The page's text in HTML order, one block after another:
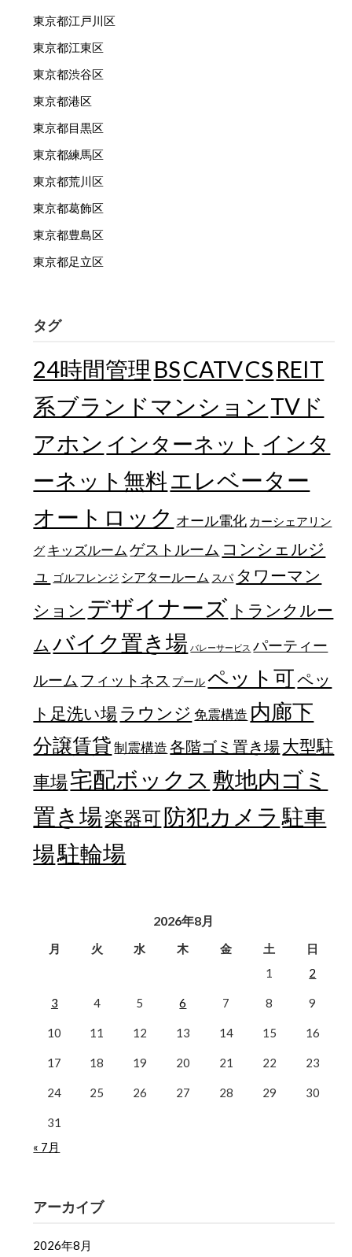
東京都江戸川区
東京都江東区
東京都渋谷区
東京都港区
東京都目黒区
東京都練馬区
東京都荒川区
東京都葛飾区
東京都豊島区
東京都足立区
タグ
24時間管理 BSCATVCS REIT
系ブランドマンション TVド
アホン インターネット インタ
ーネット無料エレベーター
オートロック オール電化 カーシェアリン
グ キッズルーム ゲストルーム コンシェルジ
ュ
ゴルフレンジ シアタールーム スパ タワーマン
ション デザイナーズ トランクルー
ム バイク置き場 バレーサービス パーティー
ルーム フィットネス プール ペット可ペッ
ト足洗い場 ラウンジ 免震構造 内廊下
分譲賃貸 制震構造 各階ゴミ置き場大型駐
車場宅配ボックス 敷地内ゴミ
置き場楽器可防犯カメラ 駐車
場駐輪場
2026年8月
月 火 水 木 金 土
日
1
2
3 4 5 6 7 8 9
10 11 12 13 14 15 16
17 18 19 20 21 22 23
24 25 26 27 28 29 30
31
« 7月
アーカイブ
2026年8月